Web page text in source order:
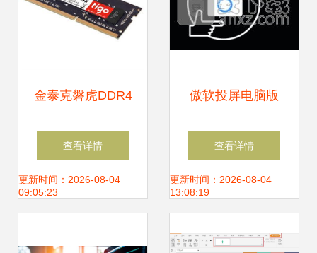
金泰克磐虎DDR4
2400 4GB笔记本
内存 硬件研发与性
查看详情
更新时间：2026-08-04
09:05:23
傲软投屏电脑版
v1.4.8.6 官方版 从
硬件研发看无线投
查看详情
更新时间：2026-08-04
13:08:19